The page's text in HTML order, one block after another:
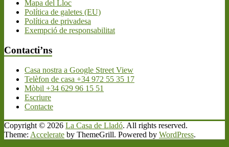
Mapa del Lloc
Política de galetes (EU)
Política de privadesa
Exempció de responsabilitat
Contacti’ns
Casa nostra a Google Street View
Telèfon de casa +34 972 55 35 17
Mòbil +34 629 96 15 51
Escriure
Contacte
Copyright © 2026 La Casa de Lladó. All rights reserved.
Theme: Accelerate by ThemeGrill. Powered by WordPress.